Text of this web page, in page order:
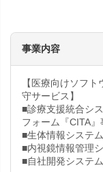
事業内容
【医療向けソフ
守サービス】
■診療支援統合シ
フォーム『CITA』
■生体情報システ
■内視鏡情報管理
■自社開発システ